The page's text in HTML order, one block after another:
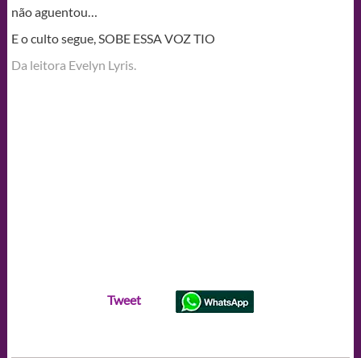
não aguentou…
E o culto segue, SOBE ESSA VOZ TIO
Da leitora Evelyn Lyris‎.
Tweet